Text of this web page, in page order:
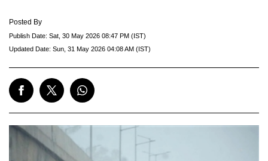
Posted By
Publish Date: Sat, 30 May 2026 08:47 PM (IST)
Updated Date: Sun, 31 May 2026 04:08 AM (IST)